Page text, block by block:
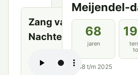
Zang van
Nachtegaal
Meijendel-
68
jaren
1958 t/m 2025